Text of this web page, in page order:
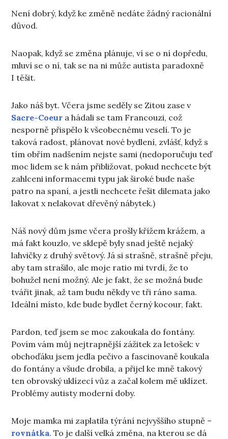
Není dobrý, když ke změně nedáte žádný racionální
důvod.
Naopak, když se změna plánuje, ví se o ní dopředu,
mluví se o ní, tak se na ni může autista paradoxně
I těšit.
Jako náš byt. Včera jsme seděly se Zitou zase v
Sacre-Coeur a hádali se tam Francouzi, což
nesporně přispělo k všeobecnému veselí. To je
taková radost, plánovat nové bydlení, zvlášť, když s
tím obřím nadšením nejste sami (nedoporučuju teď
moc lidem se k nám přibližovat, pokud nechcete být
zahlceni informacemi typu jak široké bude naše
patro na spaní, a jestli nechcete řešit dilemata jako
lakovat x nelakovat dřevěný nábytek.)
Náš nový dům jsme včera prošly křížem krážem, a
má fakt kouzlo, ve sklepě byly snad ještě nejaký
lahvičky z druhý světový. Já si strašně, strašně přeju,
aby tam strašilo, ale moje ratio mi tvrdí, že to
bohužel není možný. Ale je fakt, že se možná bude
tvářit jinak, až tam budu někdy ve tři ráno sama.
Ideální místo, kde bude bydlet černý kocour, fakt.
Pardon, teď jsem se moc zakoukala do fontány.
Povím vám můj nejtrapnější zážitek za letošek: v
obchoďáku jsem jedla pečivo a fascinovaně koukala
do fontány a všude drobila, a přijel ke mně takový
ten obrovský uklízecí vůz a začal kolem mě uklízet.
Problémy autisty moderní doby.
Moje mamka mi zaplatila týrání nejvyššího stupně –
rovnátka. To je další velká změna, na kterou se dá